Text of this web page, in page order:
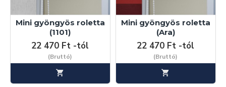
Mini gyöngyös roletta
(1101)
22 470 Ft -tól
(Bruttó)
Mini gyöngyös roletta
(Ara)
22 470 Ft -tól
(Bruttó)